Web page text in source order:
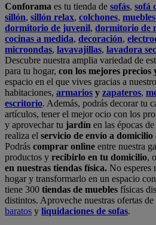
Conforama es tu tienda de sofás, sofá
sillón, sillón relax, colchones,
dormitorio de juvenil, dormitorio de
cocinas a medida, decoración,
microondas, lavavajillas, lavadora
Descubre nuestra amplia variedad de
para tu hogar, con los mejores precios
espacio en el que vives gracias a
habitaciones, armarios y zapateros,
escritorio. Además, podrás decorar tu
artículos, tener el mejor ocio con los
y aprovechar tu jardín en las épocas
realiza el servicio de envío a
Podrás comprar online entre nuestra
productos y recibirlo en tu domicilio,
en nuestras tiendas física. No esperes
hogar y transformarlo en un espacio
tiene 300 tiendas de muebles físicas
distintos. Aproveche nuestras ofertas de
baratos y liquidaciones de sofas.